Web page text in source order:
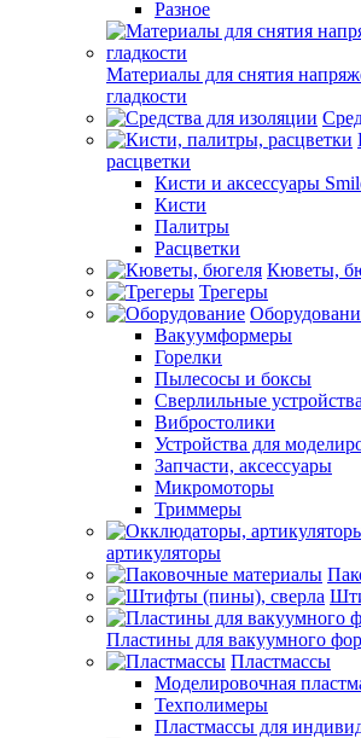
Разное
Материалы для снятия
гладкости
расцветки
Кисти и аксессуары
Кисти
Палитры
Расцветки
Кюветы,
Трегеры
Вакуумформеры
Горелки
Пылесосы и боксы
Сверлильные устройства
Вибростолики
Устройства для
Запчасти, аксессуары
Микромоторы
Триммеры
артикуляторы
Пластины для вакуумного
Пластмассы
Моделировочная
Техполимеры
Пластмассы для